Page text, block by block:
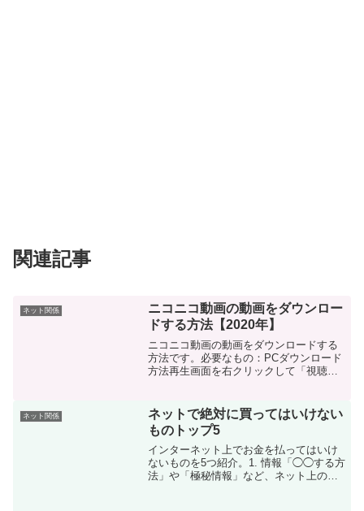
関連記事
ネット関係
ニコニコ動画の動画をダウンロー
ドする方法【2020年】
ニコニコ動画の動画をダウンロードする
方法です。必要なもの：PCダウンロード
方法再生画面を右クリックして「視聴方
し。再生画面を右クリックし、「シス...
ネット関係
ネットで絶対に買ってはいけない
ものトップ5
インターネット上でお金を払ってはいけ
ないものを5つ紹介。1. 情報「◯◯する方
法」や「極秘情報」など、ネット上の有